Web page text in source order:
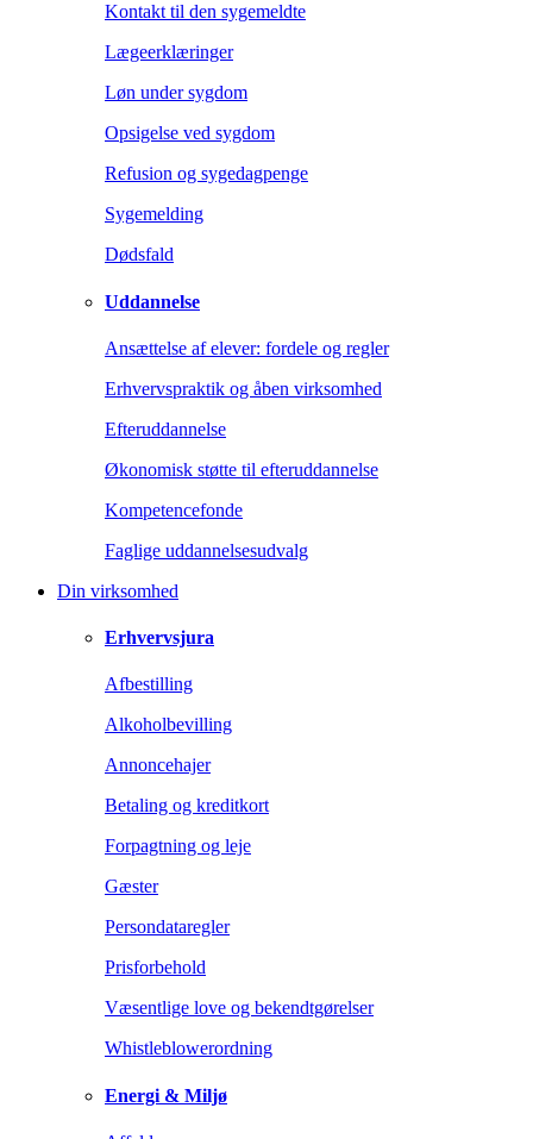
Kontakt til den sygemeldte
Lægeerklæringer
Løn under sygdom
Opsigelse ved sygdom
Refusion og sygedagpenge
Sygemelding
Dødsfald
Uddannelse
Ansættelse af elever: fordele og regler
Erhvervspraktik og åben virksomhed
Efteruddannelse
Økonomisk støtte til efteruddannelse
Kompetencefonde
Faglige uddannelsesudvalg
Din virksomhed
Erhvervsjura
Afbestilling
Alkoholbevilling
Annoncehajer
Betaling og kreditkort
Forpagtning og leje
Gæster
Persondataregler
Prisforbehold
Væsentlige love og bekendtgørelser
Whistleblowerordning
Energi & Miljø